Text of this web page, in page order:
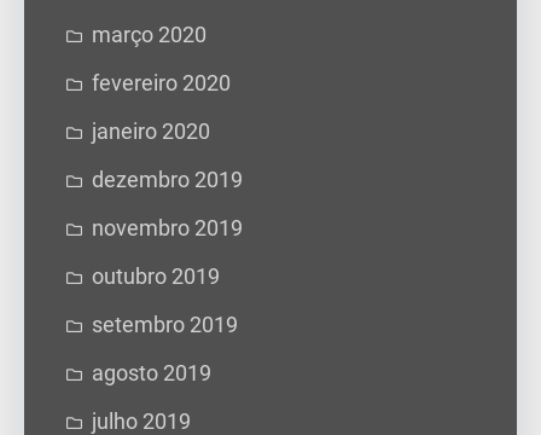
março 2020
fevereiro 2020
janeiro 2020
dezembro 2019
novembro 2019
outubro 2019
setembro 2019
agosto 2019
julho 2019